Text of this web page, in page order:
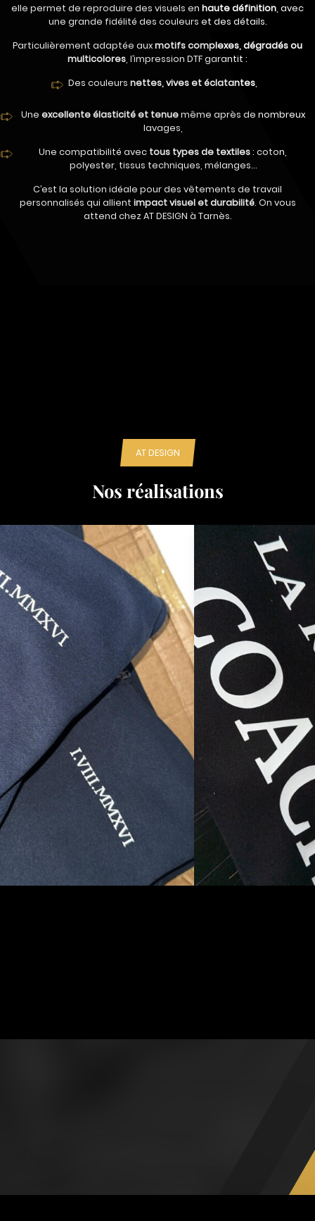
elle permet de reproduire des visuels en haute définition , avec
une grande fidélité des couleurs et des détails.
Particulièrement adaptée auxmotifs complexes, dégradés ou
multicolores , l’impression DTF garantit :
Des couleurs nettes, vives et éclatantes
Une excellente élasticité et tenuemême après de nombreux
lavages,
Une compatibilité avec tous types de textiles: coton,
polyester, tissus techniques, mélanges…
C’est la solution idéale pour des vêtements de travail
personnalisés qui allient impact visuel et durabilité. On vous
attend chez AT DESIGN à Tarnès.
AT DESIGN
Nos réalisations